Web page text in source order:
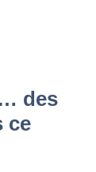
des
ce